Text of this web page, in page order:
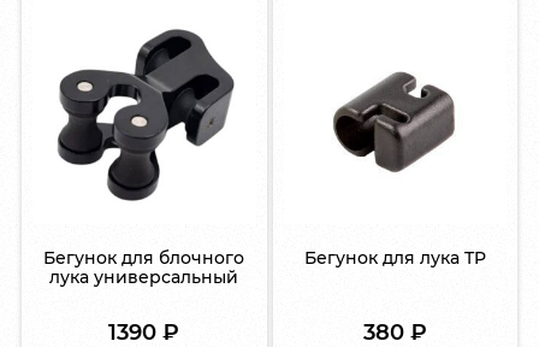
Бегунок для блочного
лука универсальный
1390₽
Бегунок для лука TP
380 ₽